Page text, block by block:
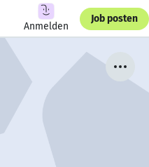
Anmelden
Job posten